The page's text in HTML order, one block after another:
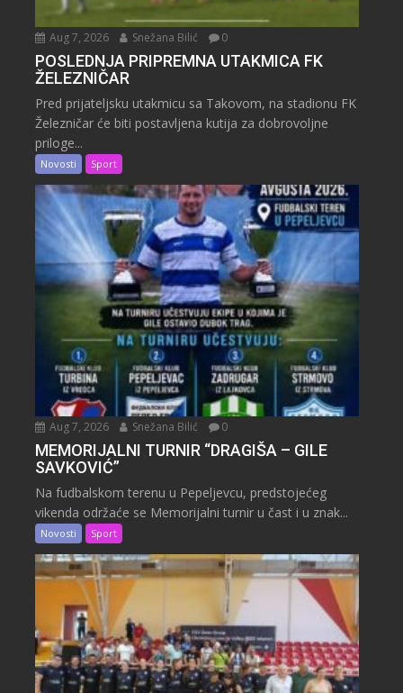
Aug 7, 2026 Snežana Bilić 0
POSLEDNJA PRIPREMNA UTAKMICA FK
ŽELEZNIČAR
Pred prijateljsku utakmicu sa Takovom, na stadionu FK
Železničar će biti postavljena kutija za dobrovoljne
priloge...
Novosti Sport
Aug 7, 2026 Snežana Bilić 0
MEMORIJALNI TURNIR “DRAGIŠA – GILE
SAVKOVIĆ”
Na fudbalskom terenu u Pepeljevcu, predstojećeg
vikenda održaće se Memorijalni turnir u čast i u znak...
Novosti Sport